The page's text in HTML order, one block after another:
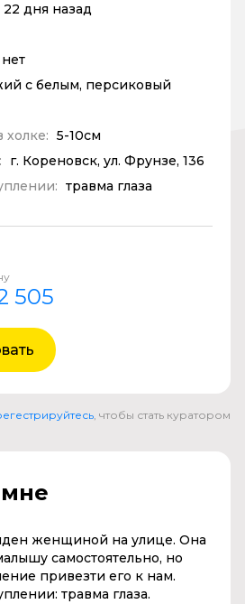
дня назад
нет
с белым, персиковый
5-10см
г. Кореновск, ул. Фрунзе, 136
травма глаза
505
, чтобы стать куратором
женщиной на улице. Она
самостоятельно, но
привезти его к нам.
травма глаза.